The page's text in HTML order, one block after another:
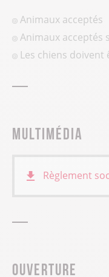
Animaux acceptés
Animaux acceptés
Les chiens doivent
Multimédia
Règlement
Ouverture